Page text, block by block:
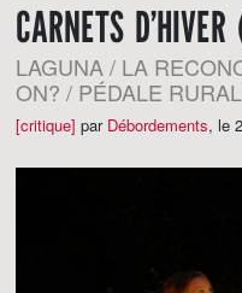
CARNETS
LAGUNA / LA
ON? / PÉDALE
[critique] par Débordements, le